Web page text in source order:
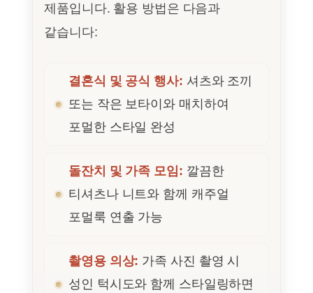
제품입니다. 활용 방법은 다음과
같습니다:
결혼식 및 공식 행사: 셔츠와 조끼
또는 작은 보타이와 매치하여
포멀한 스타일 완성
돌잔치 및 가족 모임: 깔끔한
티셔츠나 니트와 함께 캐주얼
포멀룩 연출 가능
촬영용 의상: 가족 사진 촬영 시
성인 턱시도와 함께 스타일링하면